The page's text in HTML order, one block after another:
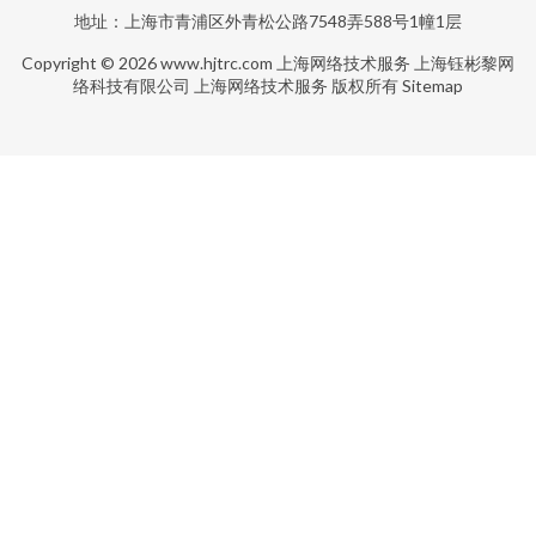
地址：上海市青浦区外青松公路7548弄588号1幢1层
Copyright © 2026www.hjtrc.com 上海网络技术服务 上海钰彬黎网
络科技有限公司
上海网络技术服务 版权所有Sitemap